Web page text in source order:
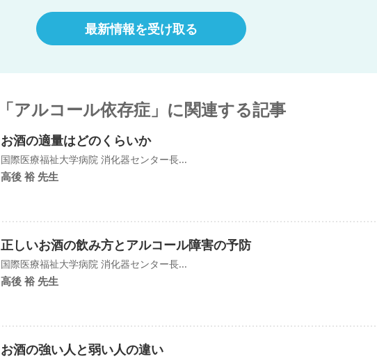
最新情報を受け取る
「アルコール依存症」に関連する記事
お酒の適量はどのくらいか
国際医療福祉大学病院 消化器センター長...
高後 裕 先生
正しいお酒の飲み方とアルコール障害の予防
国際医療福祉大学病院 消化器センター長...
高後 裕 先生
お酒の強い人と弱い人の違い